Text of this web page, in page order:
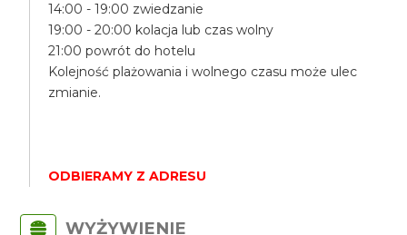
14:00 - 19:00 zwiedzanie
19:00 - 20:00 kolacja lub czas wolny
21:00 powrót do hotelu
Kolejność plażowania i wolnego czasu może ulec
zmianie.
ODBIERAMY Z ADRESU
WYŻYWIENIE